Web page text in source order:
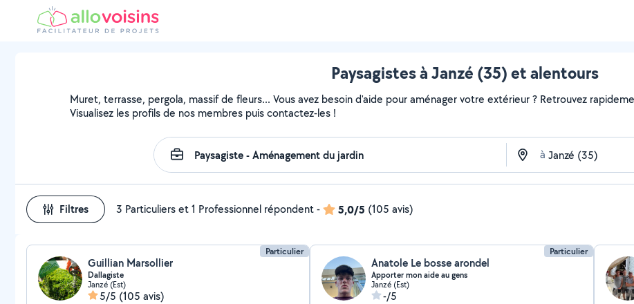
Paysagistes à Janzé (35) et alentours
Muret, terrasse, pergola, massif de fleurs... Vous avez besoin d'aide pour aménager votre extérieur ? Retrouvez
Visualisez les profils de nos membres puis contactez-les !
à
Filtres 3 Particuliers et 1 Professionnel répondent- 5,0/5 (105 avis)
Particulier
Guillian Marsollier
Dallagiste
Janzé (Est)
5/5 (105 avis)
Particulier
Anatole Le bosse arondel
Apporter mon aide au gens
Janzé (Est)
-/5